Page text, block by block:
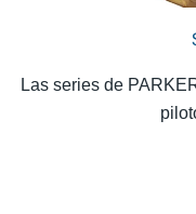
Las series de